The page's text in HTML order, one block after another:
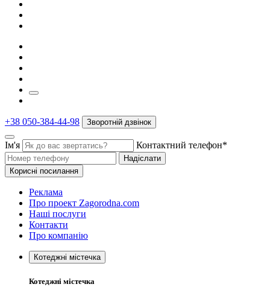
+38 050-384-44-98 Зворотній дзвінок
Ім'я Контактний телефон*
Надіслати
Корисні посилання
Реклама
Про проект Zagorodna.com
Наші послуги
Контакти
Про компанію
Котеджні містечка
Котеджні містечка